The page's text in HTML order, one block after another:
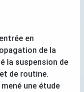
en
de la
la suspension de
de routine.
mené une étude